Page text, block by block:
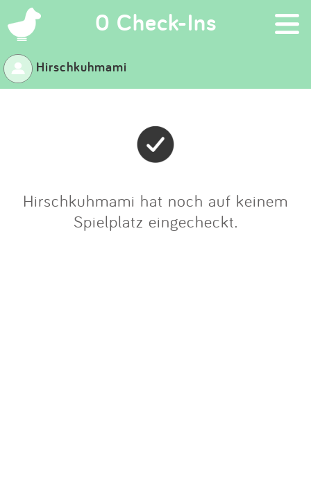
0 Check-Ins ×
Suchen
Eintragen
App
Blog
Partner
Hirschkuhmami
Hirschkuhmami hat noch auf keinem
Spielplatz eingecheckt.